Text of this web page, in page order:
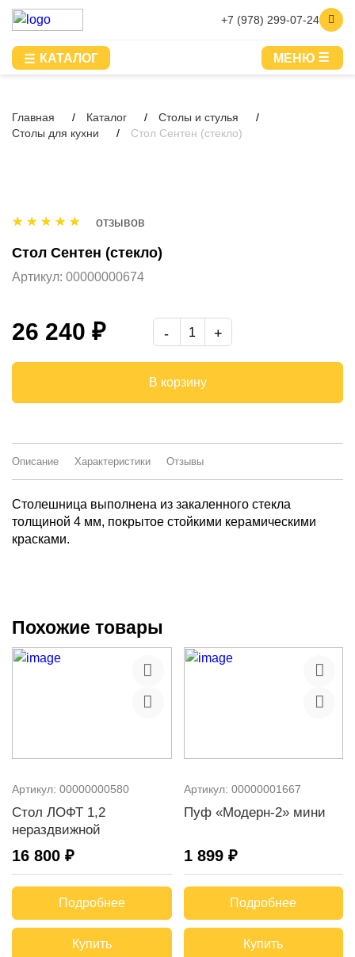
+7 (978) 299-07-24
КАТАЛОГ МЕНЮ
Главная Каталог
Столы и стулья
Столы для кухни
Стол Сентен (стекло)
отзывов
Стол Сентен (стекло)
Артикул: 00000000674
26 240 ₽
В корзину
Описание Характеристики Отзывы
Столешница выполнена из закаленного стекла
толщиной 4 мм, покрытое стойкими керамическими
красками.
Похожие товары
Артикул: 00000000580
Стол ЛОФТ 1,2
нераздвижной
16 800 ₽
Подробнее
Купить
Артикул: 00000001667
Пуф «Модерн-2» мини
1 899 ₽
Подробнее
Купить